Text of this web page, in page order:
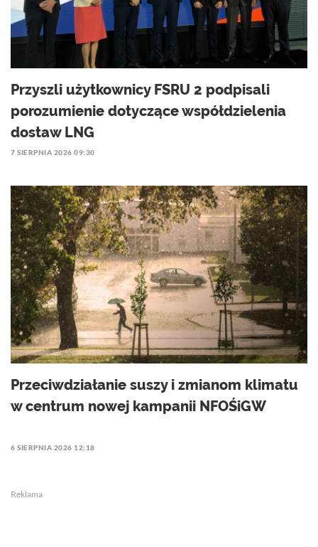
Przyszli użytkownicy FSRU 2 podpisali
porozumienie dotyczące współdzielenia
dostaw LNG
7 SIERPNIA 2026 09:30
Przeciwdziałanie suszy i zmianom klimatu
w centrum nowej kampanii NFOŚiGW
6 SIERPNIA 2026 12:18
Reklama